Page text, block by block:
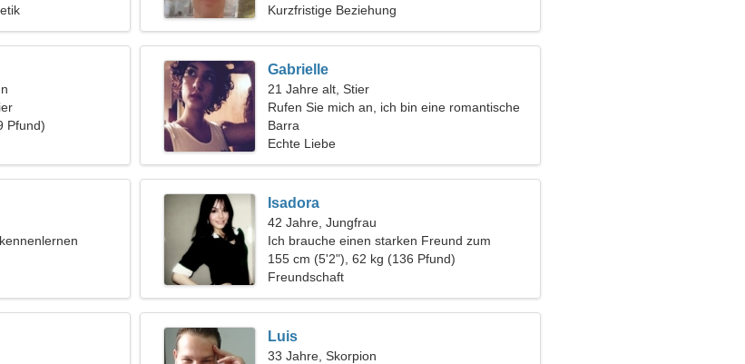
Kurzfristige Beziehung
Pfund)
Gabrielle
21 Jahre alt, Stier
Rufen Sie mich an, ich bin eine romantische
Frau
Barra
Echte Liebe
Isadora
42 Jahre, Jungfrau
Ich brauche einen starken Freund zum
Skifahren
155 cm (5'2"), 62 kg (136 Pfund)
Freundschaft
Luis
33 Jahre, Skorpion